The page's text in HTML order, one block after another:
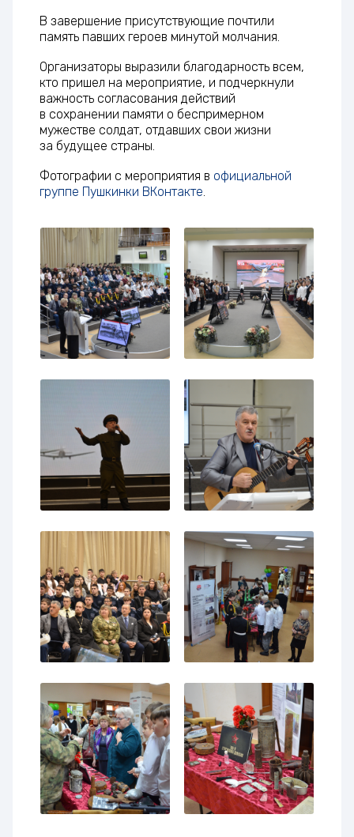
В завершение присутствующие почтили
память павших героев минутой молчания.
Организаторы выразили благодарность всем,
кто пришел на мероприятие, и подчеркнули
важность согласования действий
в сохранении памяти о беспримерном
мужестве солдат, отдавших свои жизни
за будущее страны.
Фотографии с мероприятия в официальной
группе Пушкинки ВКонтакте.